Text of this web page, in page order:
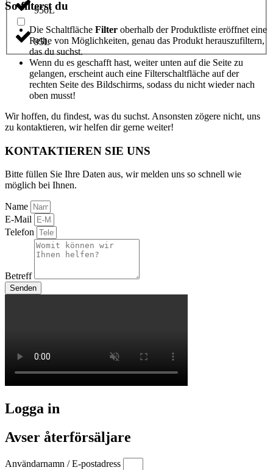
950L
95L
So filterst du
Die Schaltfläche Filter oberhalb der Produktliste eröffnet eine
Reihe von Möglichkeiten, genau das Produkt herauszufiltern,
das du suchst.
Wenn du es geschafft hast, weiter unten auf die Seite zu
gelangen, erscheint auch eine Filterschaltfläche auf der
rechten Seite des Bildschirms, sodass du nicht wieder nach
oben musst!
Wir hoffen, du findest, was du suchst. Ansonsten zögere nicht, uns
zu kontaktieren, wir helfen dir gerne weiter!
KONTAKTIEREN SIE UNS
Bitte füllen Sie Ihre Daten aus, wir melden uns so schnell wie
möglich bei Ihnen.
Name
E-Mail
Telefon
Betreff
Senden
Logga in
Avser återförsäljare
Användarnamn / E-postadress